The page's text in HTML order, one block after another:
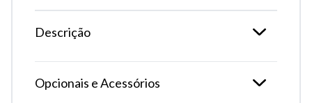
Descrição
Opcionais e Acessórios